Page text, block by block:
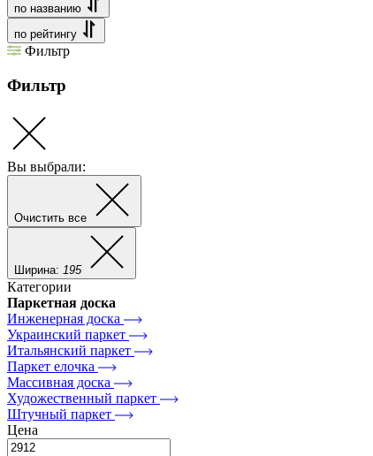
по названию
по рейтингу
Фильтр
Фильтр
Вы выбрали:
Очистить все
Ширина: 195
Категории
Паркетная доска
Инженерная доска
Украинский паркет
Итальянский паркет
Паркет елочка
Массивная доска
Художественный паркет
Штучный паркет
Цена